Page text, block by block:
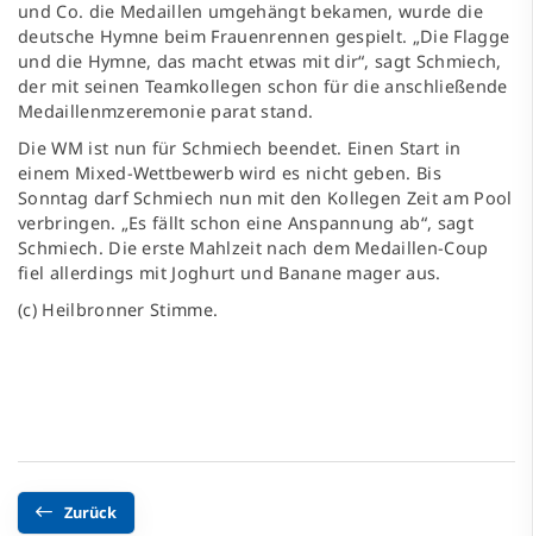
und Co. die Medaillen umgehängt bekamen, wurde die
deutsche Hymne beim Frauenrennen gespielt. „Die Flagge
und die Hymne, das macht etwas mit dir“, sagt Schmiech,
der mit seinen Teamkollegen schon für die anschließende
Medaillenmzeremonie parat stand.
Die WM ist nun für Schmiech beendet. Einen Start in
einem Mixed-Wettbewerb wird es nicht geben. Bis
Sonntag darf Schmiech nun mit den Kollegen Zeit am Pool
verbringen. „Es fällt schon eine Anspannung ab“, sagt
Schmiech. Die erste Mahlzeit nach dem Medaillen-Coup
fiel allerdings mit Joghurt und Banane mager aus.
(c) Heilbronner Stimme.
Zurück